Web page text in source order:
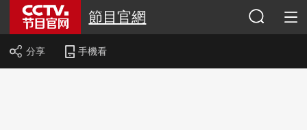
節目官網
分享 手機看